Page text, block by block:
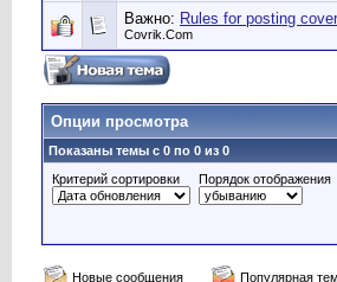
Важно: Rules for posting
Сovrik.Com
Опции просмотра
Показаны темы с 0 по 0 из 0
Критерий сортировки
Порядок отображения
Новые сообщения
Популярная